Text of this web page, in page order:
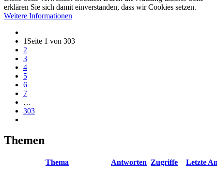
erklären Sie sich damit einverstanden, dass wir Cookies setzen.
Weitere Informationen
1 Seite 1 von 303
2
3
4
5
6
7
…
303
Themen
Thema Antworten Zugriffe Letzte